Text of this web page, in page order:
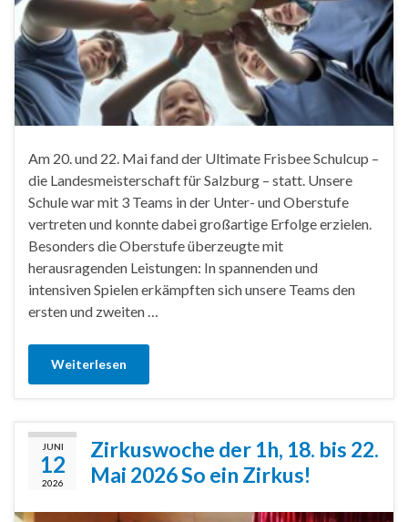
Am 20. und 22. Mai fand der Ultimate Frisbee Schulcup –
die Landesmeisterschaft für Salzburg – statt. Unsere
Schule war mit 3 Teams in der Unter- und Oberstufe
vertreten und konnte dabei großartige Erfolge erzielen.
Besonders die Oberstufe überzeugte mit
herausragenden Leistungen: In spannenden und
intensiven Spielen erkämpften sich unsere Teams den
ersten und zweiten …
Weiterlesen
JUNI
12
2026
Zirkuswoche der 1h, 18. bis 22.
Mai 2026 So ein Zirkus!